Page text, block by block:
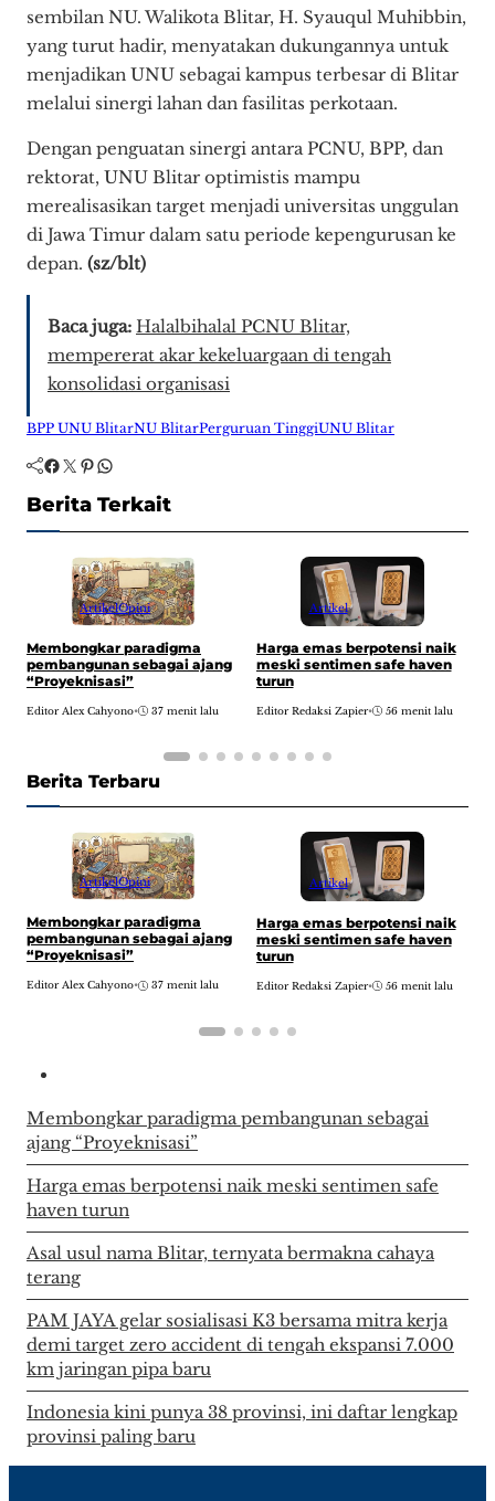
sembilan NU. Walikota Blitar, H. Syauqul Muhibbin,
yang turut hadir, menyatakan dukungannya untuk
menjadikan UNU sebagai kampus terbesar di Blitar
melalui sinergi lahan dan fasilitas perkotaan.
​Dengan penguatan sinergi antara PCNU, BPP, dan
rektorat, UNU Blitar optimistis mampu
merealisasikan target menjadi universitas unggulan
di Jawa Timur dalam satu periode kepengurusan ke
depan. (sz/blt)
Baca juga: Halalbihalal PCNU Blitar,
mempererat akar kekeluargaan di tengah
konsolidasi organisasi
BPP UNU BlitarNU BlitarPerguruan TinggiUNU Blitar
Facebook Twitter Pinterest WhatsApp
Berita Terkait
ArtikelOpini
Membongkar paradigma
pembangunan sebagai ajang
“Proyeknisasi”
Editor Alex Cahyono• 37 menit lalu
Artikel
Harga emas berpotensi naik
meski sentimen safe haven
turun
Editor Redaksi Zapier• 56 menit lalu
Berita Terbaru
ArtikelOpini
Membongkar paradigma
pembangunan sebagai ajang
“Proyeknisasi”
Editor Alex Cahyono• 37 menit lalu
Artikel
Harga emas berpotensi naik
meski sentimen safe haven
turun
Editor Redaksi Zapier• 56 menit lalu
Membongkar paradigma pembangunan sebagai
ajang “Proyeknisasi”
Harga emas berpotensi naik meski sentimen safe
haven turun
Asal usul nama Blitar, ternyata bermakna cahaya
terang
PAM JAYA gelar sosialisasi K3 bersama mitra kerja
demi target zero accident di tengah ekspansi 7.000
km jaringan pipa baru
Indonesia kini punya 38 provinsi, ini daftar lengkap
provinsi paling baru